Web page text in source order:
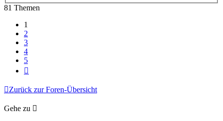
81 Themen
1
2
3
4
5
Zurück zur Foren-Übersicht
Gehe zu